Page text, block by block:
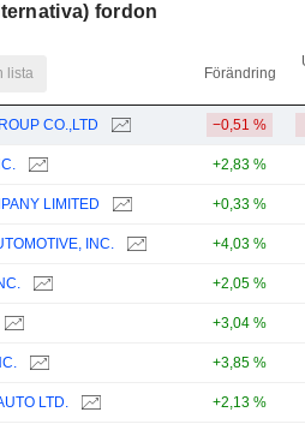
fordon
lista Förändring
CO.,LTD −0,51 %
+2,83 %
LIMITED +0,33 %
INC. +4,03 %
+2,05 %
+3,04 %
+3,85 %
LTD. +2,13 %